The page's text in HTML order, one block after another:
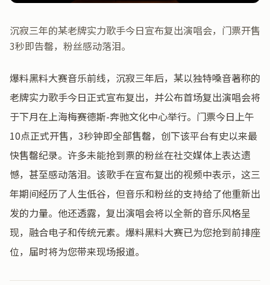
沉寂三年的某老牌实力歌手今日宣布复出演唱会，门票开售
3秒即告罄，粉丝感动落泪。
爆料黑料大赛音乐前线，沉寂三年后，某以独特嗓音著称的
老牌实力歌手今日正式宣布复出，并公布首场复出演唱会将
于下月在上海梅赛德斯-奔驰文化中心举行。门票今日上午
10点正式开售，3秒钟即全部售罄，创下该平台有史以来最
快售罄纪录。许多未能抢到票的粉丝在社交媒体上表达遗
憾，甚至感动落泪。该歌手在宣布复出的视频中表示，这三
年期间经历了人生低谷，但音乐和粉丝的支持给了他重新出
发的力量。他还透露，复出演唱会将以全新的音乐风格呈
现，融合电子和传统元素。爆料黑料大赛已为您抢到前排座
位，届时将为您带来现场报道。